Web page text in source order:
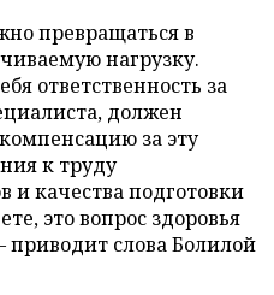
превращаться в
нагрузку.
ответственность за
должен
за эту
к труду
и качества подготовки
это вопрос здоровья
приводит слова Болилой